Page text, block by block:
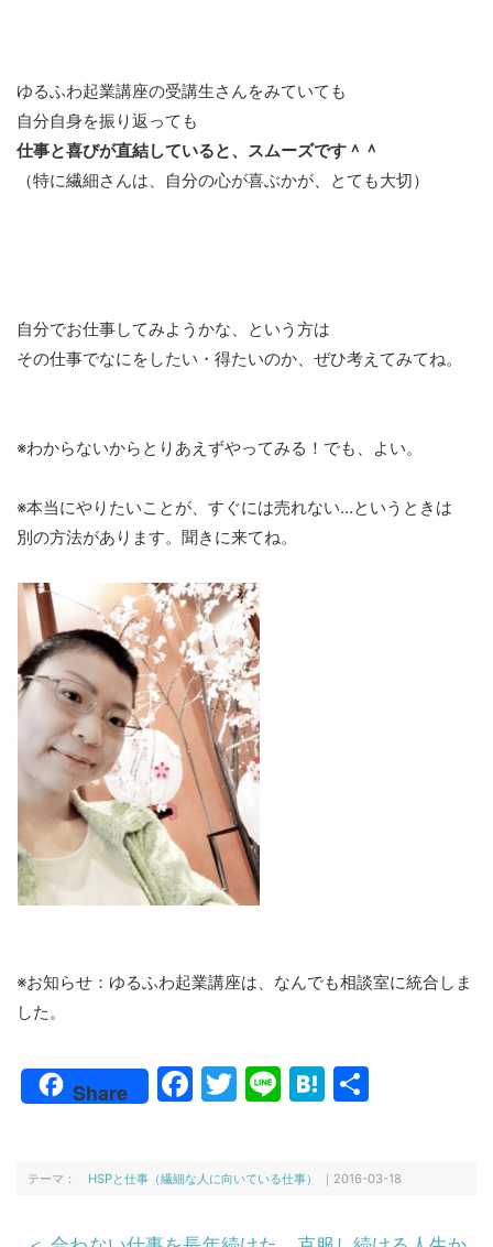
ゆるふわ起業講座の受講生さんをみていても
自分自身を振り返っても
仕事と喜びが直結していると、スムーズです＾＾
（特に繊細さんは、自分の心が喜ぶかが、とても大切）
自分でお仕事してみようかな、という方は
その仕事でなにをしたい・得たいのか、ぜひ考えてみてね。
※わからないからとりあえずやってみる！でも、よい。
※本当にやりたいことが、すぐには売れない…というときは
別の方法があります。聞きに来てね。
※お知らせ：ゆるふわ起業講座は、なんでも相談室に統合しま
した。
Share
F
e
b
T
er
Li H
n
テーマ： HSPと仕事（繊細な人に向いている仕事） ｜2016-03-18